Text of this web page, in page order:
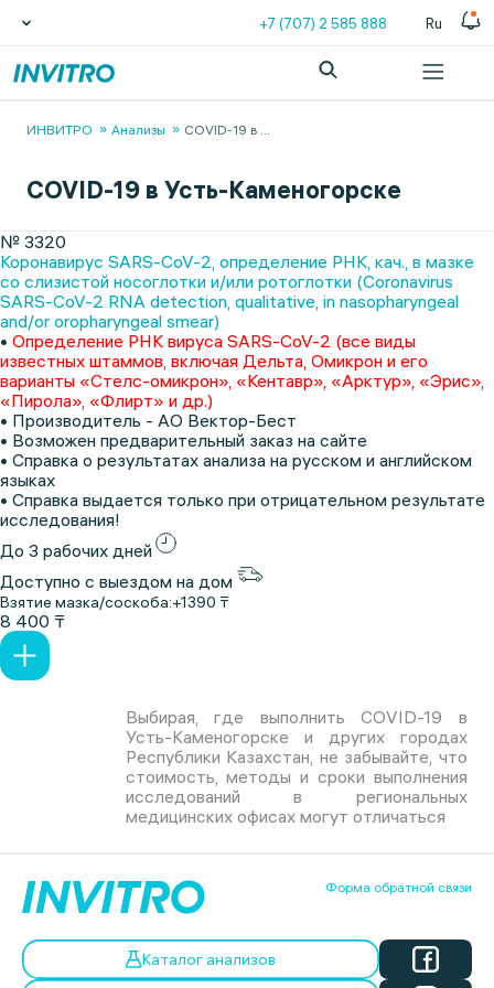
+7 (707) 2 585 888 Ru
ИНВИТРО Анализы COVID-19 в ...
COVID-19 в Усть-Каменогорске
№ 3320
Коронавирус SARS-CoV-2, определение РНК, кач., в мазке
со слизистой носоглотки и/или ротоглотки (Coronavirus
SARS-CoV-2 RNA detection, qualitative, in nasopharyngeal
and/or oropharyngeal smear)
• Определение РНК вируса SARS-CoV-2 (все виды
известных штаммов, включая Дельта, Омикрон и его
варианты «Стелс-омикрон», «Кентавр», «Арктур», «Эрис»,
«Пирола», «Флирт» и др.)
• Производитель - АО Вектор-Бест
• Возможен предварительный заказ на сайте
• Справка о результатах анализа на русском и английском
языках
• Справка выдается только при отрицательном результате
исследования!
До 3 рабочих дней
Доступно с выездом на дом
Взятие мазка/соскоба:+1390 ₸
8 400 ₸
Выбирая, где выполнить COVID-19 в
Усть-Каменогорске и других городах
Республики Казахстан, не забывайте, что
стоимость, методы и сроки выполнения
исследований в региональных
медицинских офисах могут отличаться
Форма обратной связи
Каталог анализов